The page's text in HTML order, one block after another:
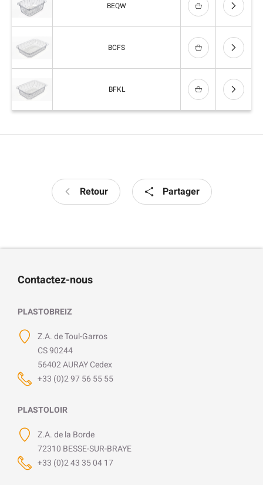
BEQW
BCFS
BFKL
Retour Partager
Contactez-nous
PLASTOBREIZ
Z.A. de Toul-Garros
CS 90244
56402 AURAY Cedex
+33 (0)2 97 56 55 55
PLASTOLOIR
Z.A. de la Borde
72310 BESSE-SUR-BRAYE
+33 (0)2 43 35 04 17